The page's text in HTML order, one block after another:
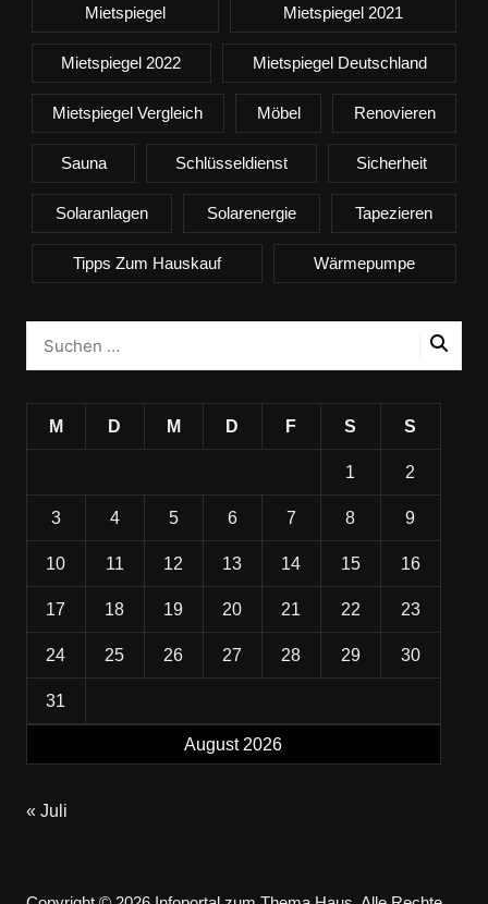
Mietspiegel Mietspiegel 2021
Mietspiegel 2022 Mietspiegel Deutschland
Mietspiegel Vergleich Möbel Renovieren
Sauna Schlüsseldienst Sicherheit
Solaranlagen Solarenergie Tapezieren
Tipps Zum Hauskauf Wärmepumpe
August 2026
M D M D F S S
1 2
3 4 5 6 7 8 9
10 11 12 13 14 15 16
17 18 19 20 21 22 23
24 25 26 27 28 29 30
31
« Juli